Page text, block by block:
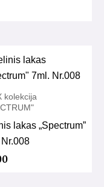
kolekcija
lakas „Spectrum”